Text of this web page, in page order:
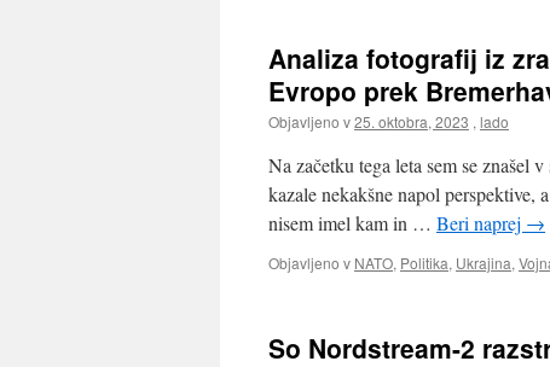
Analiza fotografij iz
Evropo prek
Objavljeno v25. oktobra, 2023 , lado
Na začetku tega leta sem se znašel
kazale nekakšne napol perspektive,
nisem imel kam in … Beri naprej →
Objavljeno v NATO, Politika, Ukrajina,
So Nordstream-2